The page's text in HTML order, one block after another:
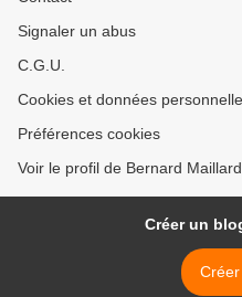
Signaler un abus
C.G.U.
Cookies et données
Préférences cookies
Voir le profil de Bernard
Créer un